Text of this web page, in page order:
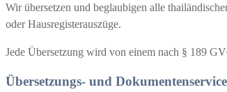
Wir übersetzen und beglaubigen alle
oder Hausregisterauszüge.
Jede Übersetzung wird von einem nach § 189
Übersetzungs- und